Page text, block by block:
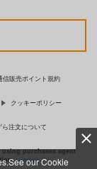
our Cookie
信販売ポイント規約
クッキーポリシー
注文について
purchases agent
…more